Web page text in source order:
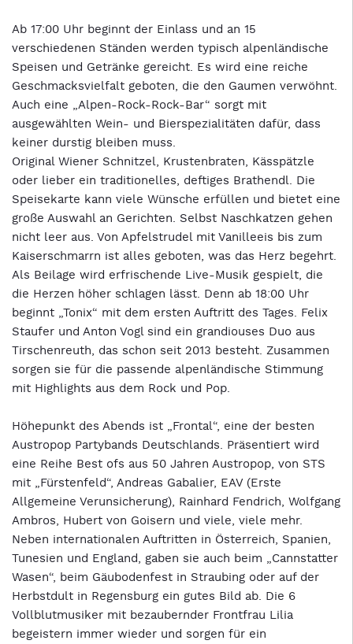
Ab 17:00 Uhr beginnt der Einlass und an 15
verschiedenen Ständen werden typisch alpenländische
Speisen und Getränke gereicht. Es wird eine reiche
Geschmacksvielfalt geboten, die den Gaumen verwöhnt.
Auch eine „Alpen-Rock-Rock-Bar“ sorgt mit
ausgewählten Wein- und Bierspezialitäten dafür, dass
keiner durstig bleiben muss.
Original Wiener Schnitzel, Krustenbraten, Kässpätzle
oder lieber ein traditionelles, deftiges Brathendl. Die
Speisekarte kann viele Wünsche erfüllen und bietet eine
große Auswahl an Gerichten. Selbst Naschkatzen gehen
nicht leer aus. Von Apfelstrudel mit Vanilleeis bis zum
Kaiserschmarrn ist alles geboten, was das Herz begehrt.
Als Beilage wird erfrischende Live-Musik gespielt, die
die Herzen höher schlagen lässt. Denn ab 18:00 Uhr
beginnt „Tonix“ mit dem ersten Auftritt des Tages. Felix
Staufer und Anton Vogl sind ein grandiouses Duo aus
Tirschenreuth, das schon seit 2013 besteht. Zusammen
sorgen sie für die passende alpenländische Stimmung
mit Highlights aus dem Rock und Pop.
Höhepunkt des Abends ist „Frontal“, eine der besten
Austropop Partybands Deutschlands. Präsentiert wird
eine Reihe Best ofs aus 50 Jahren Austropop, von STS
mit „Fürstenfeld“, Andreas Gabalier, EAV (Erste
Allgemeine Verunsicherung), Rainhard Fendrich, Wolfgang
Ambros, Hubert von Goisern und viele, viele mehr.
Neben internationalen Auftritten in Österreich, Spanien,
Tunesien und England, gaben sie auch beim „Cannstatter
Wasen“, beim Gäubodenfest in Straubing oder auf der
Herbstdult in Regensburg ein gutes Bild ab. Die 6
Vollblutmusiker mit bezaubernder Frontfrau Lilia
begeistern immer wieder und sorgen für ein